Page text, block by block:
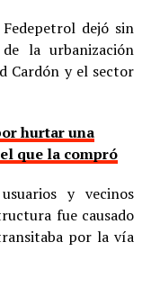
dejó sin
la urbanización
Cardón y el sector
hurtar una
que la compró
y vecinos
fue causado
por la vía